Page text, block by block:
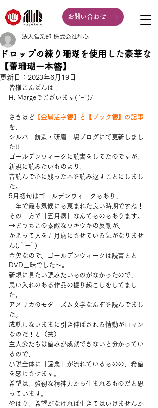
お問い合わせ
ドロップの練り珊瑚を使用した豪華な
【蕾珊瑚一本簪】
法人営業部 株式会社和心
更新日： 2023年6月19日
皆様こんばんは！
H. Margeでございます( ´ｰ`)ﾉ
さきほど 【金属活字簪】と【ブック簪】の記事
を、
シルバー鋳造・研磨工場ブログにて更新しまし
た!!
ゴールデンウィークに読書をしてたのですが、
新規に読みたいものより、
昔読んで心に残った本を読み返すことにしまし
た。
5月初句はゴールデンウィークもあり、
一年で最も気候にも恵まれた良い時期ですね！
その一方で「五月病」なんてものもあります。
→どうもこの素敵なウキウキの反動が、
かえって人を五月病にさせている気がなりませ
ん(. ﾟーﾟ)
金欠なので、ゴールデンウィークは読書とと
DVD三昧でした～。
新規に見たい読みたいものがなかったので、
思い入れのある作品の掘り起こしをしてまし
た。
アメリカのモダニズム文学なんぞを読んでまし
た。
成就しないままに引き伸ばされる情動がロマン
なのだ！と（笑）
主人公たちは望みが成就できないと分かってい
るので、
小説全体に「諦念」が流れているものの、希望
を感じさせます。
希望は、強靭な精神力から生まれるものだと思
っています。
やはり、希望がなければ生きてはいけませんか